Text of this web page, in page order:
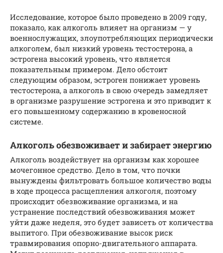
Исследование, которое было проведено в 2009 году,
показало, как алкоголь влияет на организм — у
военнослужащих, злоупотребляющих периодически
алкоголем, был низкий уровень тестостерона, а
эстрогена высокий уровень, что является
показательным примером. Дело обстоит
следующим образом, эстроген понижает уровень
тестостерона, а алкоголь в свою очередь замедляет
в организме разрушение эстрогена и это приводит к
его повышенному содержанию в кровеносной
системе.
Алкоголь обезвоживает и забирает энергию
Алкоголь воздействует на организм как хорошее
мочегонное средство. Дело в том, что почки
вынуждены фильтровать большое количество воды
в ходе процесса расщепления алкоголя, поэтому
происходит обезвоживание организма, и на
устранение последствий обезвоживания может
уйти даже неделя, это будет зависеть от количества
выпитого. При обезвоживание высок риск
травмирования опорно-двигательного аппарата.